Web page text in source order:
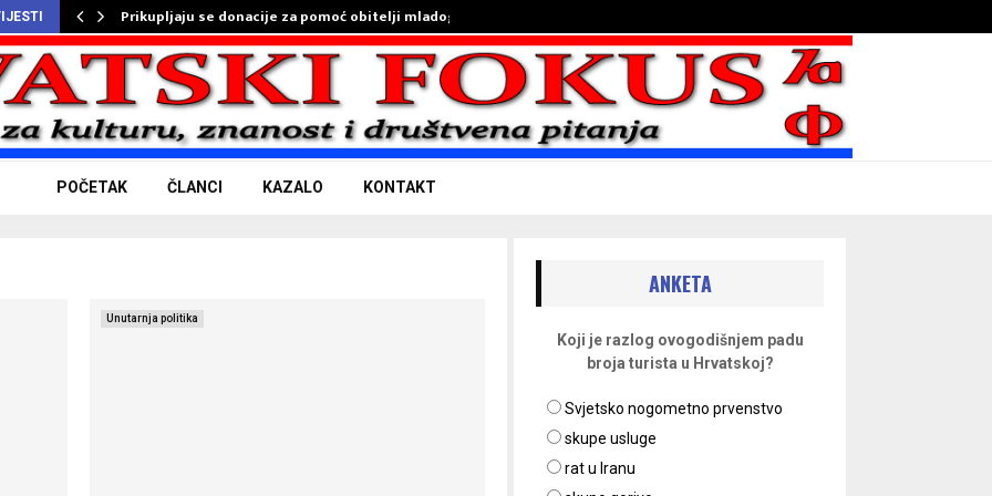
Prikupljaju se donacije za pomoć obitelji mladog…
POČETAK ČLANCI KAZALO KONTAKT
Unutarnja politika
ANKETA
Koji je razlog ovogodišnjem padu
broja turista u Hrvatskoj?
Svjetsko nogometno prvenstvo
skupe usluge
rat u Iranu